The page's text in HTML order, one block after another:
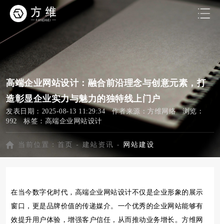
高端企业网站设计：融合前沿理念与创意元素，打
造彰显企业实力与魅力的独特线上门户
发表日期：2025-08-13 11:29:34 作者来源：方维网络 浏览：
992 标签： 高端企业网站设计
当前位置： 首页 - 建站资讯 - 网站建设
在当今数字化时代，高端企业网站设计不仅是企业形象的展示
窗口，更是品牌价值的传递媒介。一个优秀的企业网站能够有
效提升用户体验，增强客户信任，从而推动业务增长。方维网